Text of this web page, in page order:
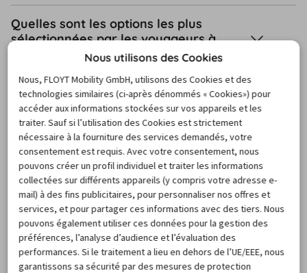
Quelles sont les options les plus
sélectionnées par les voyageurs à
Puis-je louer un modèle de voiture
spécifique à Chelles ?
Est-ce possible de louer une voiture à
Chelles sans payer de caution ?
Peut-on louer une voiture en aller
simple à Chelles ?
Comment annuler votre location de
voiture à Chelles ?
Nous utilisons des Cookies
Nous, FLOYT Mobility GmbH, utilisons des Cookies et des
technologies similaires (ci-après dénommés « Cookies») pour
accéder aux informations stockées sur vos appareils et les
traiter. Sauf si l’utilisation des Cookies est strictement
nécessaire à la fourniture des services demandés, votre
consentement est requis. Avec votre consentement, nous
pouvons créer un profil individuel et traiter les informations
collectées sur différents appareils (y compris votre adresse e-
mail) à des fins publicitaires, pour personnaliser nos offres et
services, et pour partager ces informations avec des tiers. Nous
pouvons également utiliser ces données pour la gestion des
préférences, l’analyse d’audience et l’évaluation des
performances. Si le traitement a lieu en dehors de l’UE/EEE, nous
garantissons sa sécurité par des mesures de protection